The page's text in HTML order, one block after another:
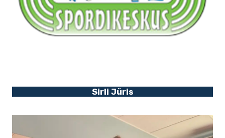
Sirli Jüris